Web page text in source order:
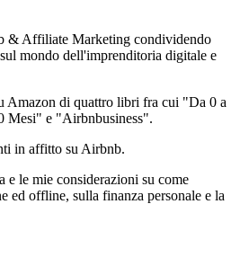
& Affiliate Marketing condividendo
mondo dell'imprenditoria digitale e
Amazon di quattro libri fra cui "Da 0 a
Mesi" e "Airbnbusiness".
in affitto su Airbnb.
e le mie considerazioni su come
ed offline, sulla finanza personale e la